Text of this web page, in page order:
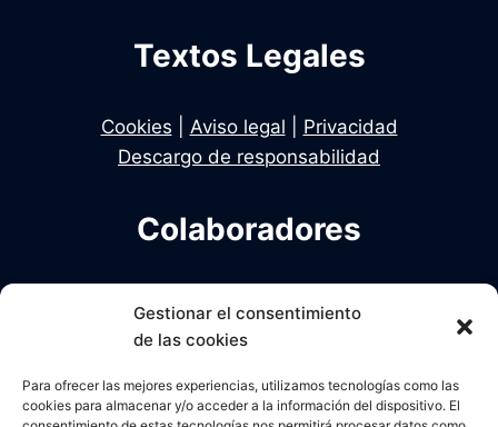
Gestionar el consentimiento
de las cookies
Para ofrecer las mejores experiencias, utilizamos tecnologías como las
cookies para almacenar y/o acceder a la información del dispositivo. El
Textos Legales
Cookies Aviso legal
Privacidad
Descargo de responsabilidad
Colaboradores
Infodelito es una iniciativa de Dekhan y Alcalde
en colaboración con Una Policia para el Siglo XXI